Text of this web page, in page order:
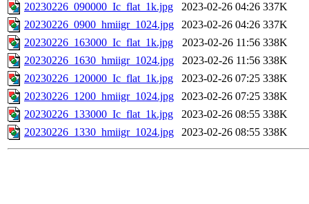
20230226_090000_Ic_flat_1k.jpg
2023-02-26 04:26 337K
20230226_0900_hmiigr_1024.jpg
2023-02-26 04:26 337K
20230226_163000_Ic_flat_1k.jpg
2023-02-26 11:56 338K
20230226_1630_hmiigr_1024.jpg
2023-02-26 11:56 338K
20230226_120000_Ic_flat_1k.jpg
2023-02-26 07:25 338K
20230226_1200_hmiigr_1024.jpg
2023-02-26 07:25 338K
20230226_133000_Ic_flat_1k.jpg
2023-02-26 08:55 338K
20230226_1330_hmiigr_1024.jpg
2023-02-26 08:55 338K